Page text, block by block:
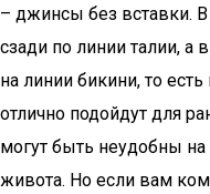
– джинсы без вставки.
сзади по линии талии, а
на линии бикини, то
отлично подойдут для
могут быть неудобны
живота. Но если вам